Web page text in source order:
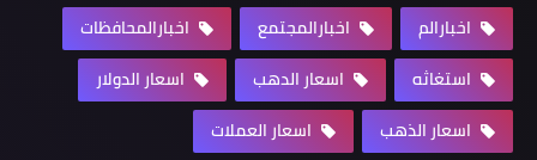
اخبارالم
اخبارالمجتمع
اخبارالمحافظات
استغاثه
اسعار الدهب
اسعار الدولار
اسعار الذهب
اسعار العملات